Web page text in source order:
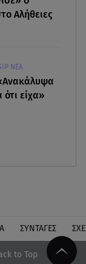
Αλήθειες
ΝΕΑ
είχα»
ΣΥΝΤΑΓΕΣ
to Top